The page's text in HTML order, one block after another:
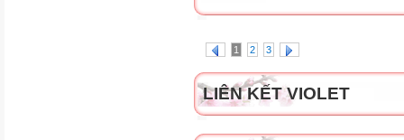
1 2 3
LIÊN KẾT VIOLET